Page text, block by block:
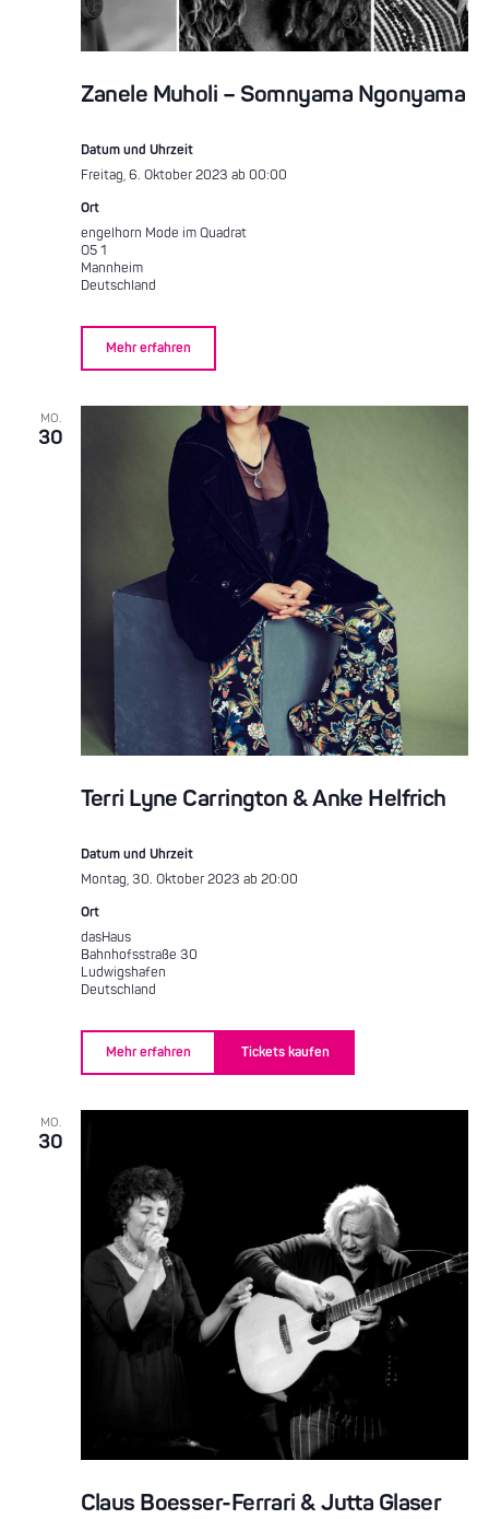
Zanele Muholi – Somnyama Ngonyama
Datum und Uhrzeit
Freitag, 6. Oktober 2023 ab 00:00
Ort
engelhorn Mode im Quadrat
O5 1
Mannheim
Deutschland
Mehr erfahren
MO.
30
Terri Lyne Carrington & Anke Helfrich
Datum und Uhrzeit
Montag, 30. Oktober 2023 ab 20:00
Ort
dasHaus
Bahnhofsstraße 30
Ludwigshafen
Deutschland
Mehr erfahren Tickets kaufen
MO.
30
Claus Boesser-Ferrari & Jutta Glaser